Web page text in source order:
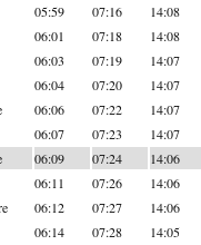
05:59 07:16 14:08
06:01 07:18 14:08
06:03 07:19 14:07
06:04 07:20 14:07
06:06 07:22 14:07
06:07 07:23 14:07
06:09 07:24 14:06
06:11 07:26 14:06
06:12 07:27 14:06
06:14 07:28 14:05